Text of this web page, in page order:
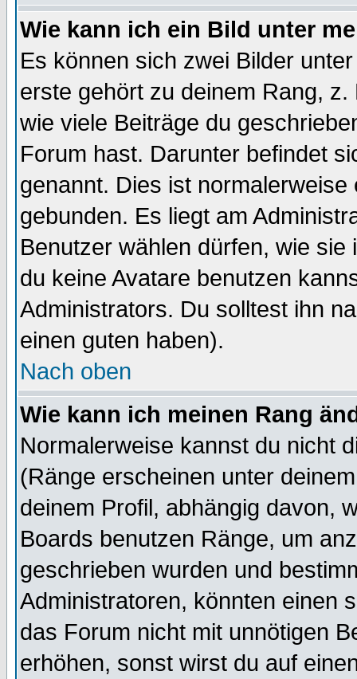
Wie kann ich ein Bild unter
Es können sich zwei Bilder
erste gehört zu deinem Rang,
wie viele Beiträge du
Forum hast. Darunter befindet
genannt. Dies ist
gebunden. Es liegt am
Benutzer wählen dürfen, wie
du keine Avatare benutzen
Administrators. Du solltest ihn
einen guten haben).
Nach oben
Wie kann ich meinen Rang
Normalerweise kannst du nicht
(Ränge erscheinen unter
deinem Profil, abhängig davon,
Boards benutzen Ränge, um
geschrieben wurden und
Administratoren, könnten einen
das Forum nicht mit unnötigen
erhöhen, sonst wirst du auf